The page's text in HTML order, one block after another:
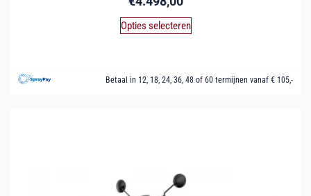
Opties selecteren
Betaal in 12, 18, 24, 36, 48 of 60 termijnen vanaf € 105,-